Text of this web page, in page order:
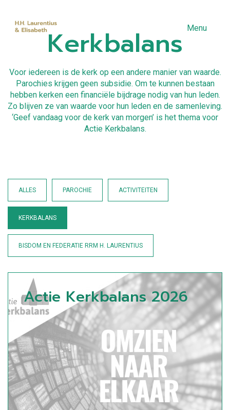
Menu
Kerkbalans
Voor iedereen is de kerk op een andere manier van waarde.
Parochies krijgen geen subsidie. Om te kunnen bestaan
hebben kerken een financiële bijdrage nodig van hun leden.
Zo blijven ze van waarde voor hun leden en de samenleving.
‘Geef vandaag voor de kerk van morgen’ is het thema voor
Actie Kerkbalans.
ALLES PAROCHIE ACTIVITEITEN
KERKBALANS
BISDOM EN FEDERATIE RRM H. LAURENTIUS
Actie Kerkbalans 2026